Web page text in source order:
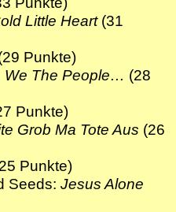
Little Heart(31
Punkte)
We The People… (28
Punkte)
Grob Ma Tote Aus (26
Punkte)
Seeds: Jesus Alone